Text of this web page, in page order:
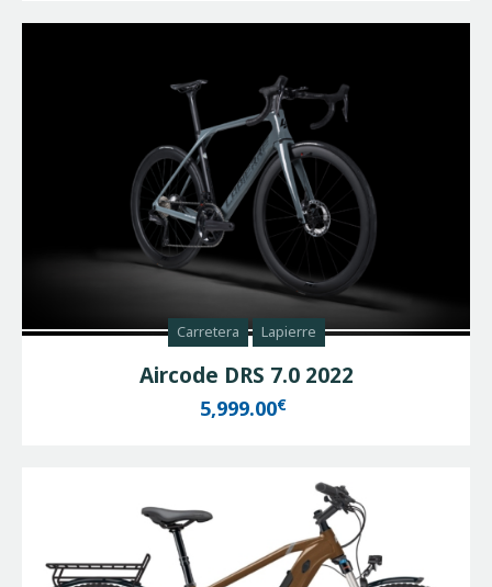
Carretera Lapierre
Aircode DRS 7.0 2022
5,999.00€